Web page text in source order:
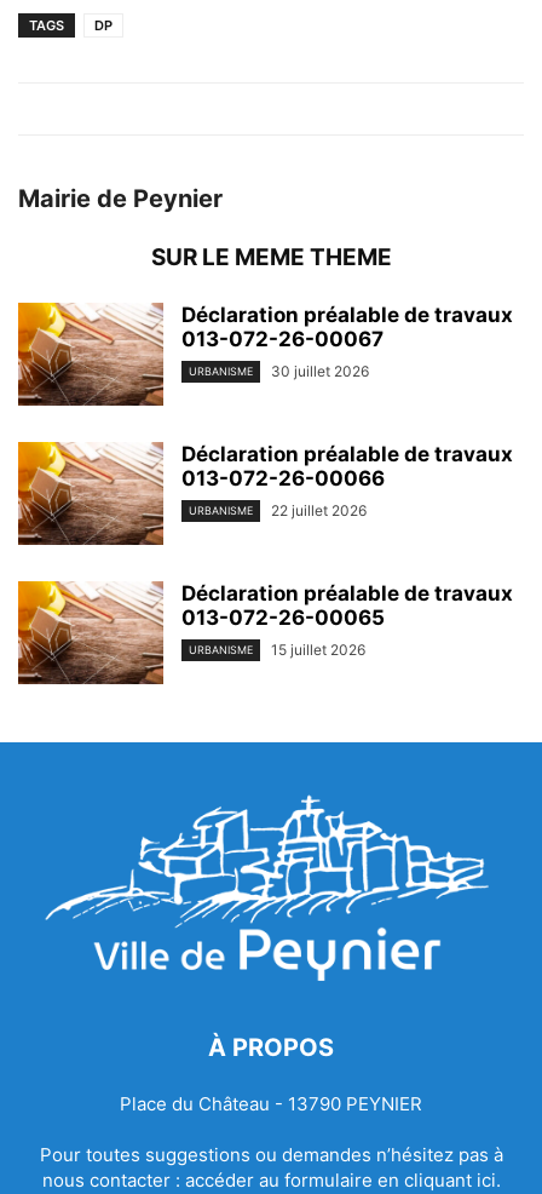
TAGS DP
Mairie de Peynier
SUR LE MEME THEME
Déclaration préalable de travaux
013-072-26-00067
URBANISME 30 juillet 2026
Déclaration préalable de travaux
013-072-26-00066
URBANISME 22 juillet 2026
Déclaration préalable de travaux
013-072-26-00065
URBANISME 15 juillet 2026
À PROPOS
Place du Château - 13790 PEYNIER
Pour toutes suggestions ou demandes n’hésitez pas à
nous contacter : accéder au formulaire en cliquant ici.